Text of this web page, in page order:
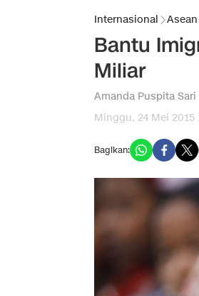
Internasional Asean
Bantu
Miliar
Amanda Puspita Sari
Minggu, 24 Mei 2015
Bagikan: